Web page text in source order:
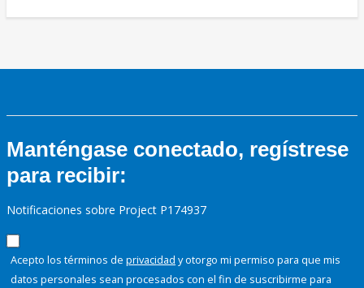
Manténgase conectado, regístrese
para recibir:
Notificaciones sobre Project P174937
Acepto los términos de privacidad y otorgo mi permiso para que mis
datos personales sean procesados con el fin de suscribirme para